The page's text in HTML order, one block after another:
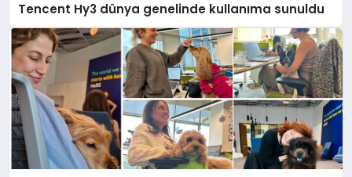
Tencent Hy3 dünya genelinde kullanıma sunuldu